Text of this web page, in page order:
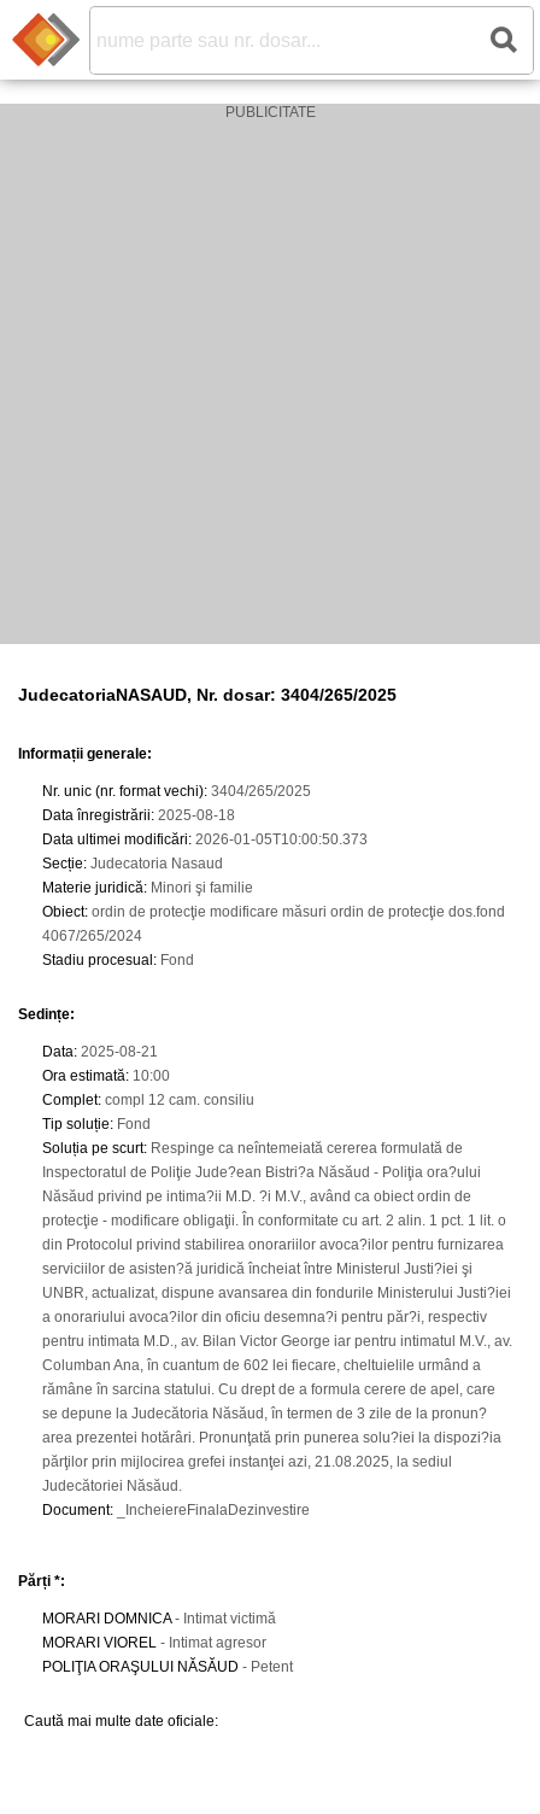
JudecatoriaNASAUD, Nr. dosar: 3404/265/2025
Informații generale:
Nr. unic (nr. format vechi): 3404/265/2025
Data înregistrării: 2025-08-18
Data ultimei modificări: 2026-01-05T10:00:50.373
Secție: Judecatoria Nasaud
Materie juridică: Minori şi familie
Obiect: ordin de protecţie modificare măsuri ordin de protecţie dos.fond
4067/265/2024
Stadiu procesual : Fond
Sedințe:
Data: 2025-08-21
Ora estimată: 10:00
Complet: compl 12 cam. consiliu
Tip soluție: Fond
Soluția pe scurt: Respinge ca neîntemeiată cererea formulată de
Inspectoratul de Poliţie Jude?ean Bistri?a Năsăud - Poliţia ora?ului
Năsăud privind pe intima?ii M.D. ?i M.V., având ca obiect ordin de
protecţie - modificare obligaţii. În conformitate cu art. 2 alin. 1 pct. 1 lit. o
din Protocolul privind stabilirea onorariilor avoca?ilor pentru furnizarea
serviciilor de asisten?ă juridică încheiat între Ministerul Justi?iei şi
UNBR, actualizat, dispune avansarea din fondurile Ministerului Justi?iei
a onorariului avoca?ilor din oficiu desemna?i pentru păr?i, respectiv
pentru intimata M.D., av. Bilan Victor George iar pentru intimatul M.V., av.
Columban Ana, în cuantum de 602 lei fiecare, cheltuielile urmând a
rămâne în sarcina statului. Cu drept de a formula cerere de apel, care
se depune la Judecătoria Năsăud, în termen de 3 zile de la pronun?
area prezentei hotărâri. Pronunţată prin punerea solu?iei la dispozi?ia
părţilor prin mijlocirea grefei instanţei azi, 21.08.2025, la sediul
Judecătoriei Năsăud.
Document: _IncheiereFinalaDezinvestire
Părți *:
MORARI DOMNICA- Intimat victimă
MORARI VIOREL - Intimat agresor
POLIŢIA ORAŞULUI NĂSĂUD - Petent
Caută mai multe date oficiale: